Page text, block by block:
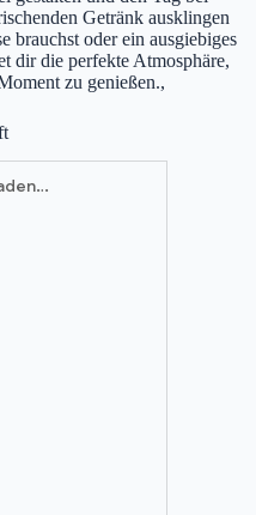
Getränk ausklingen
brauchst oder ein ausgiebiges
dir die perfekte Atmosphäre,
zu genießen.,